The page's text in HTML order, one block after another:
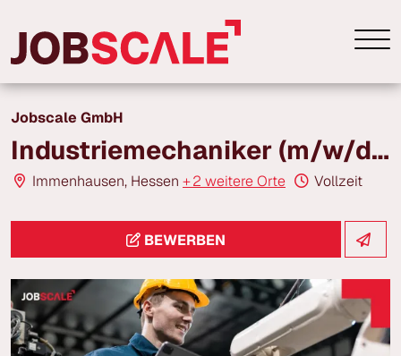
Jobscale GmbH
Industriemechaniker (m/w/d) | ab 22,00 € | Immenhausen
Immenhausen, Hessen +2 weitere Orte Vollzeit
BEWERBEN